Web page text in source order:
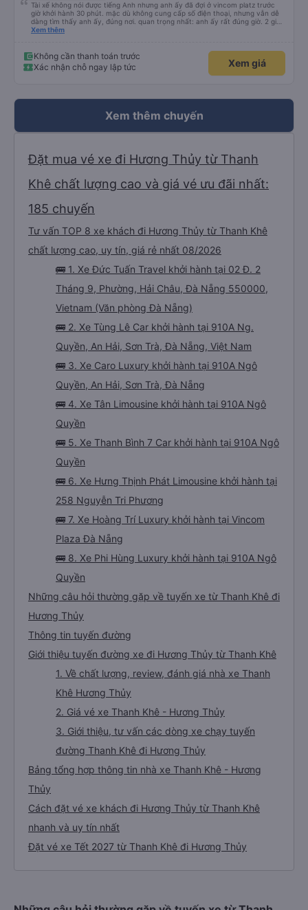
Tài xế không nói được tiếng Anh nhưng anh ấy đã đợi ở vincom platz trước
giờ khởi hành 30 phút. mặc dù không cung cấp số điện thoại, nhưng vẫn dễ
dàng tìm thấy anh ấy, đúng nơi. quan trọng nhất: anh ấy rất đúng giờ. 2 giờ
15 phút đến khách sạn của chúng tôi ở Đà Nẵng. tôi muốn boa tiền cho anh
Xem thêm
Không cần thanh toán trước
Xác nhận chỗ ngay lập tức
Xem giá
Xem thêm chuyến
Đặt mua vé xe đi Hương Thủy từ Thanh
Khê chất lượng cao và giá vé ưu đãi nhất:
185 chuyến
Tư vấn TOP 8 xe khách đi Hương Thủy từ Thanh Khê
chất lượng cao, uy tín, giá rẻ nhất 08/2026
🚌 1. Xe Đức Tuấn Travel khởi hành tại 02 Đ. 2
Tháng 9, Phường, Hải Châu, Đà Nẵng 550000,
Vietnam (Văn phòng Đà Nẵng)
🚌 2. Xe Tùng Lê Car khởi hành tại 910A Ng.
Quyền, An Hải, Sơn Trà, Đà Nẵng, Việt Nam
🚌 3. Xe Caro Luxury khởi hành tại 910A Ngô
Quyền, An Hải, Sơn Trà, Đà Nẵng
🚌 4. Xe Tân Limousine khởi hành tại 910A Ngô
Quyền
🚌 5. Xe Thanh Bình 7 Car khởi hành tại 910A Ngô
Quyền
🚌 6. Xe Hưng Thịnh Phát Limousine khởi hành tại
258 Nguyễn Tri Phương
🚌 7. Xe Hoàng Trí Luxury khởi hành tại Vincom
Plaza Đà Nẵng
🚌 8. Xe Phi Hùng Luxury khởi hành tại 910A Ngô
Quyền
Những câu hỏi thường gặp về tuyến xe từ Thanh Khê đi
Hương Thủy
Thông tin tuyến đường
Giới thiệu tuyến đường xe đi Hương Thủy từ Thanh Khê
1. Về chất lượng, review, đánh giá nhà xe Thanh
Khê Hương Thủy
2. Giá vé xe Thanh Khê - Hương Thủy
3. Giới thiệu, tư vấn các dòng xe chạy tuyến
đường Thanh Khê đi Hương Thủy
Bảng tổng hợp thông tin nhà xe Thanh Khê - Hương
Thủy
Cách đặt vé xe khách đi Hương Thủy từ Thanh Khê
nhanh và uy tín nhất
Đặt vé xe Tết 2027 từ Thanh Khê đi Hương Thủy